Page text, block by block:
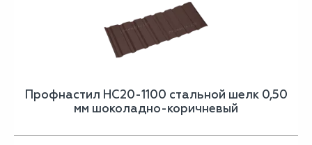
Профнастил НС20-1100 стальной шелк 0,50
мм шоколадно-коричневый